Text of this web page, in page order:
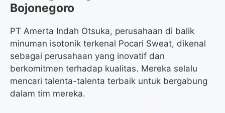
Bojonegoro
PT Amerta Indah Otsuka, perusahaan di balik
minuman isotonik terkenal Pocari Sweat, dikenal
sebagai perusahaan yang inovatif dan
berkomitmen terhadap kualitas. Mereka selalu
mencari talenta-talenta terbaik untuk bergabung
dalam tim mereka.